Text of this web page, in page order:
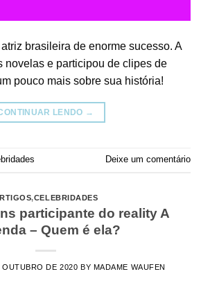
brasileira de enorme sucesso. A
novelas e participou de clipes de
pouco mais sobre sua história!
LENDO →
Deixe um comentário
,CELEBRIDADES
participante do reality A
– Quem é ela?
OUTUBRO DE 2020 BY MADAME WAUFEN